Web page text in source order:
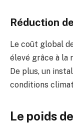
Réduction
Le coût global
élevé grâce à la
De plus, un
conditions
Le poids